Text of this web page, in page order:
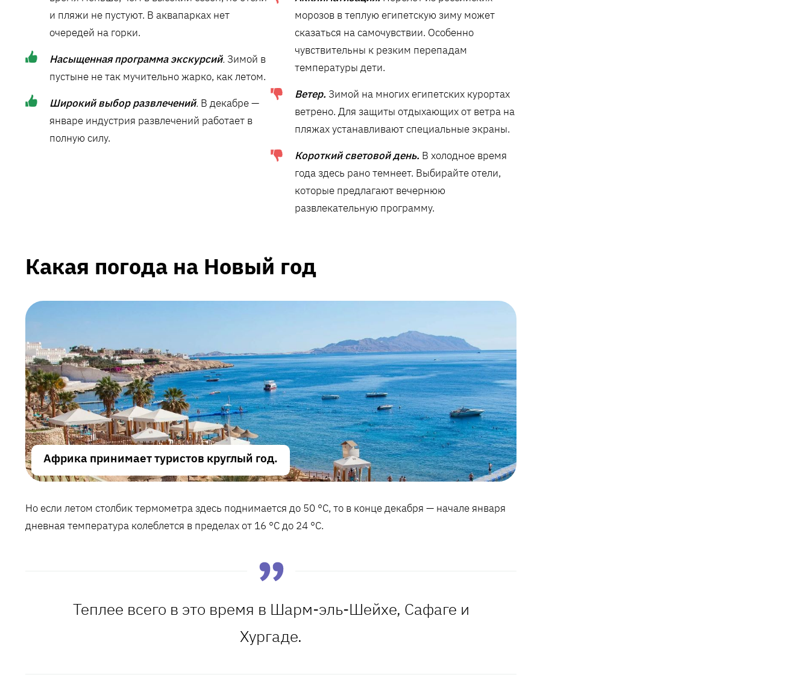
и пляжи не пустуют. В аквапарках нет
очередей на горки.
Насыщенная программа экскурсий. Зимой в
пустыне не так мучительно жарко, как летом.
Широкий выбор развлечений. В декабре —
январе индустрия развлечений работает в
полную силу.
морозов в теплую египетскую зиму может
сказаться на самочувствии. Особенно
чувствительны к резким перепадам
температуры дети.
Ветер. Зимой на многих египетских курортах
ветрено. Для защиты отдыхающих от ветра на
пляжах устанавливают специальные экраны.
Короткий световой день. В холодное время
года здесь рано темнеет. Выбирайте отели,
которые предлагают вечернюю
развлекательную программу.
Какая погода на Новый год
Африка принимает туристов круглый год.
Но если летом столбик термометра здесь поднимается до 50 °С, то в конце декабря — начале января
дневная температура колеблется в пределах от 16 °С до 24 °С.
Теплее всего в это время в Шарм-эль-Шейхе, Сафаге и
Хургаде.